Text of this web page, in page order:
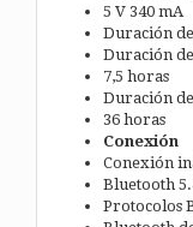
5 V 340 mA
Duración
Duración
7,5 horas
Duración
36 horas
Conexión
Conexión
Bluetooth
Protocolos